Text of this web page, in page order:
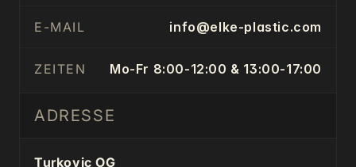
E-MAIL info@elke-plastic.com
ZEITEN Mo-Fr 8:00-12:00 & 13:00-17:00
ADRESSE
Turkovic OG